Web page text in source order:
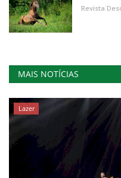
Revista
MAIS NOTÍCIAS
Lazer